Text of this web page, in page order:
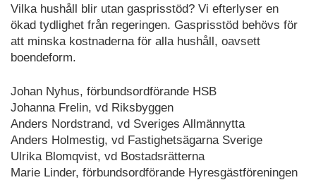
Vilka hushåll blir utan gasprisstöd? Vi efterlyser en
ökad tydlighet från regeringen. Gasprisstöd behövs för
att minska kostnaderna för alla hushåll, oavsett
boendeform.
Johan Nyhus, förbundsordförande HSB
Johanna Frelin, vd Riksbyggen
Anders Nordstrand, vd Sveriges Allmännytta
Anders Holmestig, vd Fastighetsägarna Sverige
Ulrika Blomqvist, vd Bostadsrätterna
Marie Linder, förbundsordförande Hyresgästföreningen